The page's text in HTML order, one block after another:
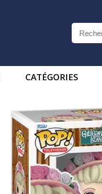
CATÉGORIES